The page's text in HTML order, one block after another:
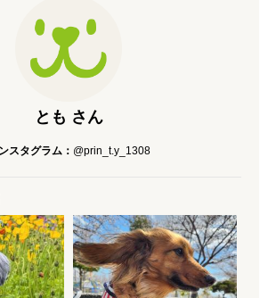
とも さん
スタグラム： @prin_t.y_1308